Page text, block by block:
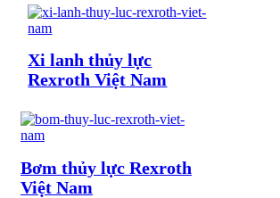
Xi lanh thủy lực
Rexroth Việt Nam
Bơm thủy lực Rexroth
Việt Nam